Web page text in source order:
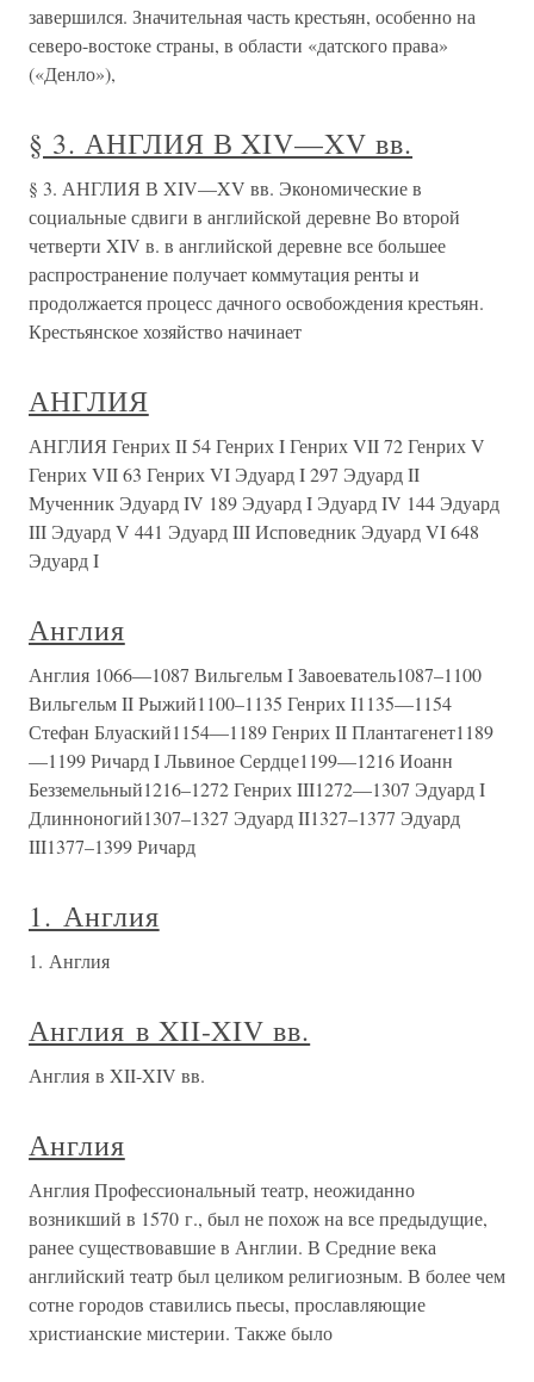
завершился. Значительная часть крестьян, особенно на
северо-востоке страны, в области «датского права»
(«Денло»),
§ 3. АНГЛИЯ В XIV—XV вв.
§ 3. АНГЛИЯ В XIV—XV вв. Экономические в
социальные сдвиги в английской деревне Во второй
четверти XIV в. в английской деревне все большее
распространение получает коммутация ренты и
продолжается процесс дачного освобождения крестьян.
Крестьянское хозяйство начинает
АНГЛИЯ
АНГЛИЯ Генрих II 54 Генрих I Генрих VII 72 Генрих V
Генрих VII 63 Генрих VI Эдуард I 297 Эдуард II
Мученник Эдуард IV 189 Эдуард I Эдуард IV 144 Эдуард
III Эдуард V 441 Эдуард III Исповедник Эдуард VI 648
Эдуард I
Англия
Англия 1066—1087 Вильгельм I Завоеватель1087–1100
Вильгельм II Рыжий1100–1135 Генрих I1135—1154
Стефан Блуаский1154—1189 Генрих II Плантагенет1189
—1199 Ричард I Львиное Сердце1199—1216 Иоанн
Безземельный1216–1272 Генрих III1272—1307 Эдуард I
Длинноногий1307–1327 Эдуард II1327–1377 Эдуард
III1377–1399 Ричард
1. Англия
1. Англия
Англия в XII-XIV вв.
Англия в XII-XIV вв.
Англия
Англия Профессиональный театр, неожиданно
возникший в 1570 г., был не похож на все предыдущие,
ранее существовавшие в Англии. В Средние века
английский театр был целиком религиозным. В более чем
сотне городов ставились пьесы, прославляющие
христианские мистерии. Также было